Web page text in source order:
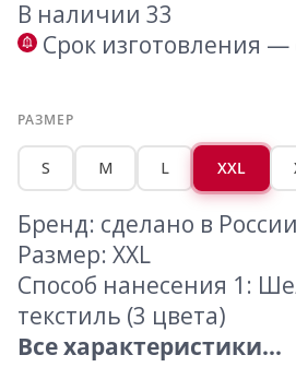
В наличии 33
Срок изготовления —
РАЗМЕР
S M L XXL
Бренд: сделано в России
Размер: XXL
Способ нанесения 1:
текстиль (3 цвета)
Все характеристики...